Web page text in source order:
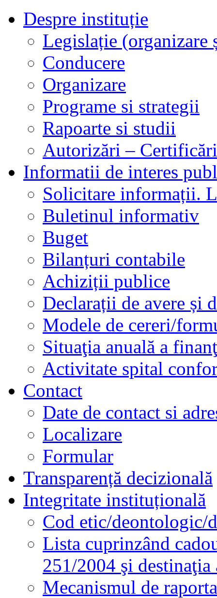
Despre instituție
Legislație
Conducere
Organizare
Programe si strategii
Rapoarte si studii
Autorizări –
Informatii de interes
Solicitare informații.
Buletinul informativ
Buget
Bilanțuri contabile
Achiziții publice
Declarații de avere și
Modele de cereri/
Situaţia anuală a
Activitate spital
Contact
Date de contact si
Localizare
Formular
Transparență decizională
Integritate instituțională
Cod etic/deontologic/
Lista cuprinzând
251/2004 şi destinaţia
Mecanismul de